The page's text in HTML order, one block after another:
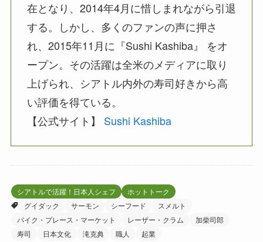
在となり、2014年4月に惜しまれながら引退
する。しかし、多くのファンの声に押さ
れ、2015年11月に『Sushi Kashiba』 をオ
ープン。その活躍は全米のメディアに取り
上げられ、シアトル内外の寿司好きから高
い評価を得ている。
【公式サイト】 Sushi Kashiba
シアトルで活躍！日本人シェフ
ホットトーク
グイダック
サーモン シーフード
スメルト
パイク・プレース・マーケット
レーザー・クラム
加柴司郎
寿司
日本文化 滝克典 職人 起業